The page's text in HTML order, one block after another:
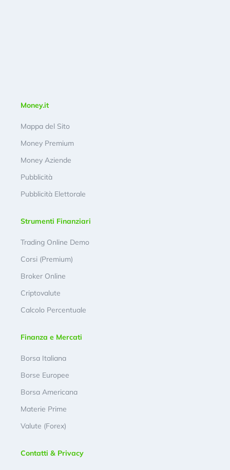
Money.it
Mappa del Sito
Money Premium
Money Aziende
Pubblicità
Pubblicità Elettorale
Strumenti Finanziari
Trading Online Demo
Corsi (Premium)
Broker Online
Criptovalute
Calcolo Percentuale
Finanza e Mercati
Borsa Italiana
Borse Europee
Borsa Americana
Materie Prime
Valute (Forex)
Contatti & Privacy